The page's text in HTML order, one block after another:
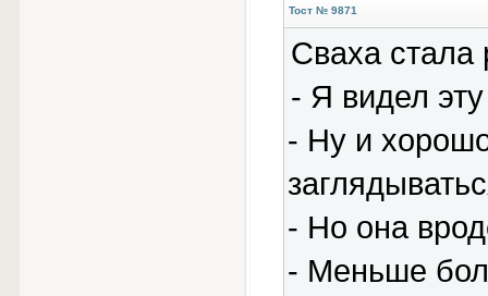
Тост № 9871
Сваха стала
- Я видел
- Ну и
- Но она
- Меньше